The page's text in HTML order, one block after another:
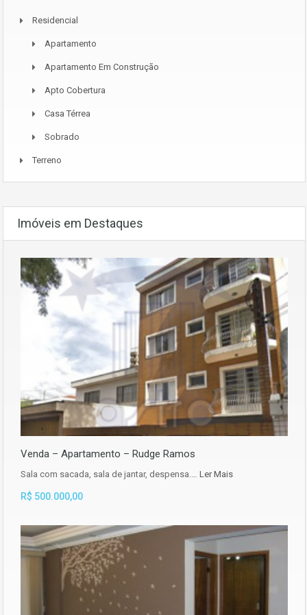
Residencial
Apartamento
Apartamento Em Construção
Apto Cobertura
Casa Térrea
Sobrado
Terreno
Imóveis em Destaques
Venda – Apartamento – Rudge Ramos
Sala com sacada, sala de jantar, despensa.… Ler Mais
R$ 500.000,00